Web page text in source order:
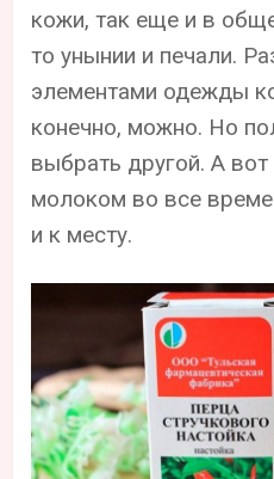
кожи, так еще и в
то унынии и печали.
элементами одежды
конечно, можно. Но
выбрать другой. А
молоком во все
и к месту.